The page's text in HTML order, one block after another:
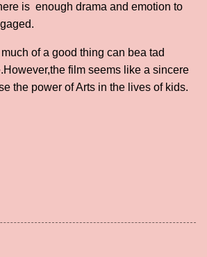
is enough drama and emotion to
of a good thing can bea tad
film seems like a sincere
the power of Arts in the lives of kids.